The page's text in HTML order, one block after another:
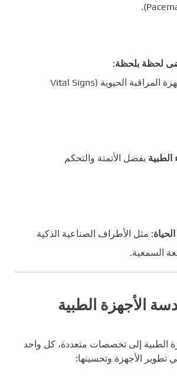
لحظة بلحظة:
عن طريق أجهزة المراقبة الحيوية (Vital Signs
الطبية بفضل الأتمتة والتحكم
: مثل الأطراف الصناعية الذكية
السمعية.
الأجهزة الطبية
الطبية إلى تخصصات متعددة، كل واحد
تطوير الأجهزة وتحسينها: